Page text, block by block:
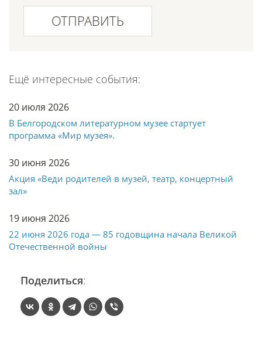
ОТПРАВИТЬ
Ещё интересные события:
20 июля 2026
В Белгородском литературном музее стартует
программа «Мир музея».
30 июня 2026
Акция «Веди родителей в музей, театр, концертный
зал»
19 июня 2026
22 июня 2026 года — 85 годовщина начала Великой
Отечественной войны
Поделиться: